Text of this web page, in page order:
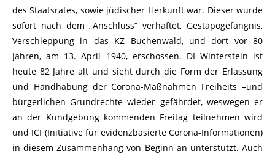
des Staatsrates, sowie jüdischer Herkunft war. Dieser wurde
sofort nach dem „Anschluss“ verhaftet, Gestapogefängnis,
Verschleppung in das KZ Buchenwald, und dort vor 80
Jahren, am 13. April 1940, erschossen. DI Winterstein ist
heute 82 Jahre alt und sieht durch die Form der Erlassung
und Handhabung der Corona-Maßnahmen Freiheits –und
bürgerlichen Grundrechte wieder gefährdet, weswegen er
an der Kundgebung kommenden Freitag teilnehmen wird
und ICI (Initiative für evidenzbasierte Corona-Informationen)
in diesem Zusammenhang von Beginn an unterstützt. Auch